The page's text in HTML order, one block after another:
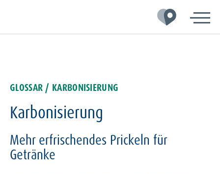
Hauptnavigation
Inhalt
Footer
GLOSSAR / KARBONISIERUNG
Karbonisierung
Mehr erfrischendes Prickeln für
Getränke